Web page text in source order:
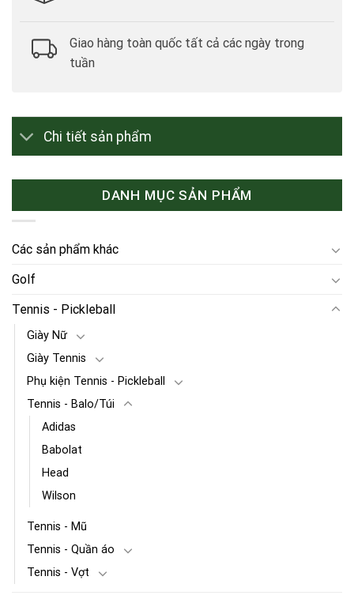
Giao hàng toàn quốc tất cả các ngày trong
tuần
Chi tiết sản phẩm
DANH MỤC SẢN PHẨM
Các sản phẩm khác
Golf
Tennis - Pickleball
Giày Nữ
Giày Tennis
Phụ kiện Tennis - Pickleball
Tennis - Balo/Túi
Adidas
Babolat
Head
Wilson
Tennis - Mũ
Tennis - Quần áo
Tennis - Vợt